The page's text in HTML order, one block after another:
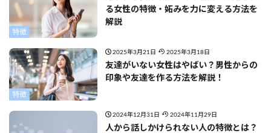
特徴
る女性の特徴・妬みを力に変える方法を
解説
特徴
2025年3月21日 2025年3月18日
友達がいない女性はやばい？男性からの
印象や友達を作る方法を解説！
2024年12月31日 2024年11月29日
人から話しかけられない人の特徴とは？